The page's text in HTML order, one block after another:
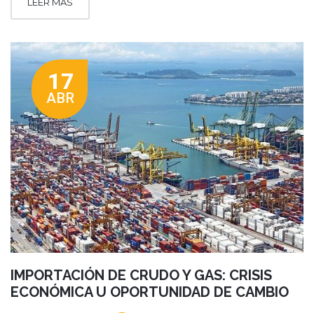
LEER MÁS
17
ABR
IMPORTACIÓN DE CRUDO Y GAS: CRISIS
ECONÓMICA U OPORTUNIDAD DE CAMBIO